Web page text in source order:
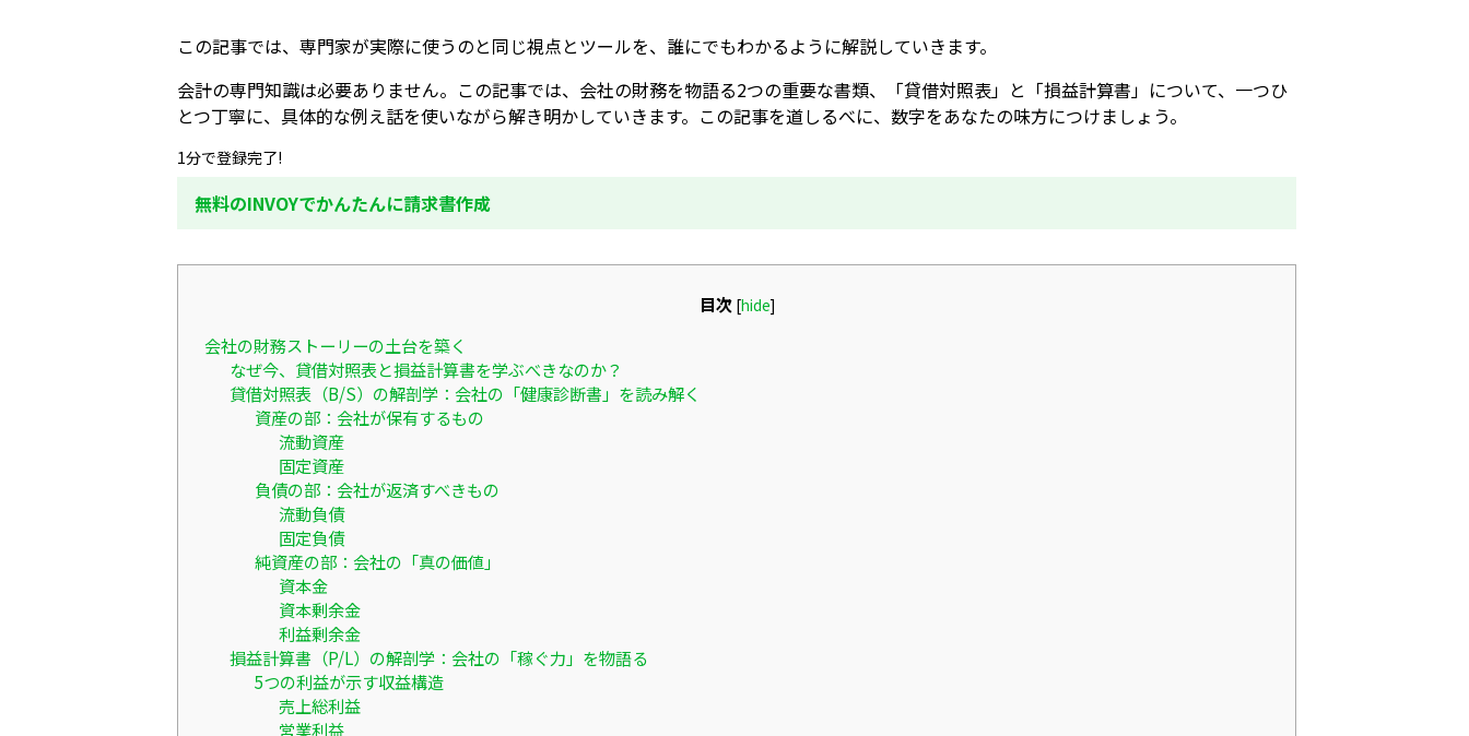
この記事では、専門家が実際に使うのと同じ視点とツールを、誰にでもわかるように解説していきます。
会計の専門知識は必要ありません。この記事では、会社の財務を物語る2つの重要な書類、「貸借対照表」と「損益計算書」について、一つひ
とつ丁寧に、具体的な例え話を使いながら解き明かしていきます。この記事を道しるべに、数字をあなたの味方につけましょう。
1分で登録完了!
無料のINVOYでかんたんに請求書作成
目次 [hide]
会社の財務ストーリーの土台を築く
なぜ今、貸借対照表と損益計算書を学ぶべきなのか？
貸借対照表（B/S）の解剖学：会社の「健康診断書」を読み解く
資産の部：会社が保有するもの
流動資産
固定資産
負債の部：会社が返済すべきもの
流動負債
固定負債
純資産の部：会社の「真の価値」
資本金
資本剰余金
利益剰余金
損益計算書（P/L）の解剖学：会社の「稼ぐ力」を物語る
5つの利益が示す収益構造
売上総利益
営業利益